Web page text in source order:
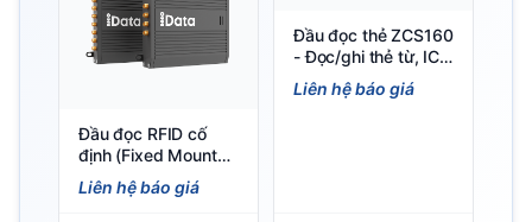
Đầu đọc RFID cố
định (Fixed Mount
Reader) Đầu đọc
RFID cố định iData
Liên hệ báo giá
Đầu đọc thẻ ZCS160
- Đọc/ghi thẻ từ, IC,
RFID, PSAM — Việt
POS
Liên hệ báo giá